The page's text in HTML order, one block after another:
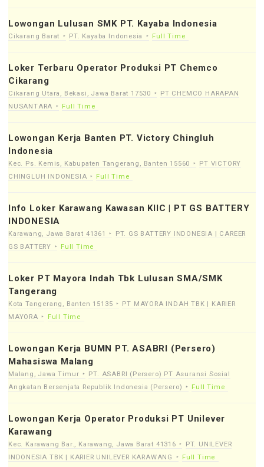
Lowongan Lulusan SMK PT. Kayaba Indonesia
Cikarang Barat PT. Kayaba Indonesia Full Time
Loker Terbaru Operator Produksi PT Chemco
Cikarang
Cikarang Utara, Bekasi, Jawa Barat 17530
PT CHEMCO HARAPAN
NUSANTARA
Full Time
Lowongan Kerja Banten PT. Victory Chingluh
Indonesia
Kec. Ps. Kemis, Kabupaten Tangerang, Banten 15560
PT VICTORY
CHINGLUH INDONESIA
Full Time
Info Loker Karawang Kawasan KIIC | PT GS BATTERY
INDONESIA
Karawang, Jawa Barat 41361
PT. GS BATTERY INDONESIA | CAREER
GS BATTERY
Full Time
Loker PT Mayora Indah Tbk Lulusan SMA/SMK
Tangerang
Kota Tangerang, Banten 15135
PT MAYORA INDAH TBK | KARIER
MAYORA
Full Time
Lowongan Kerja BUMN PT. ASABRI (Persero)
Mahasiswa Malang
Malang, Jawa Timur
PT. ASABRI (Persero) PT Asuransi Sosial
Angkatan Bersenjata Republik Indonesia (Persero)
Full Time
Lowongan Kerja Operator Produksi PT Unilever
Karawang
Kec. Karawang Bar., Karawang, Jawa Barat 41316
PT. UNILEVER
INDONESIA TBK | KARIER UNILEVER KARAWANG
Full Time